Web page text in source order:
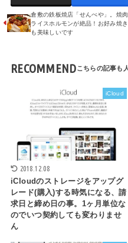
倉敷の鉄板焼店「せんべや」。焼肉
ライスホルモンが絶品！お好み焼き
も美味しいです
RECOMMEND
iCloud
2018.12.08
iCloudのストレージをアップグ
レード(購入)する時気になる、請
求日と締め日の事。1ヶ月単位な
のでいつ契約しても変わりませ
ん